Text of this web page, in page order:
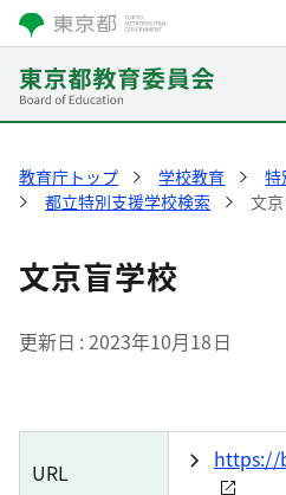
教育庁トップ 学校教育
特
都立特別支援学校検索
文
文京盲学校
更新日 2023年10月18日
URL https://